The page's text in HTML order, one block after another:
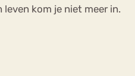
kom je niet meer in.